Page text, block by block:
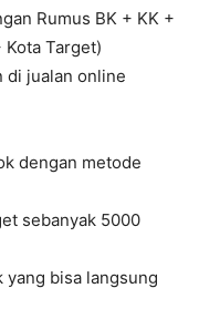
Rumus BK + KK +
Target)
di jualan online
dengan metode
sebanyak 5000
yang bisa langsung